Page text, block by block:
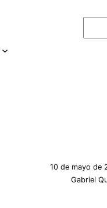
10 de mayo de
Gabriel